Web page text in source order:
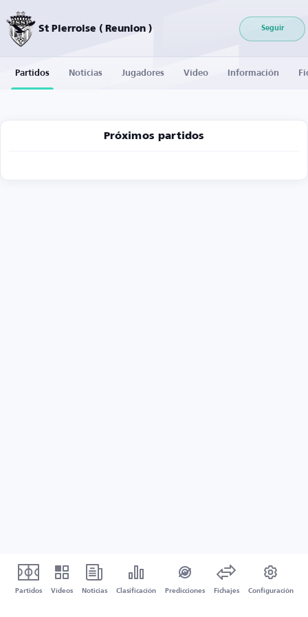
St Pierroise ( Reunion ) Seguir
Partidos Noticias Jugadores Vídeo Información
Próximos partidos
Partidos Vídeos Noticias Clasificación Predicciones Fichajes Configuración